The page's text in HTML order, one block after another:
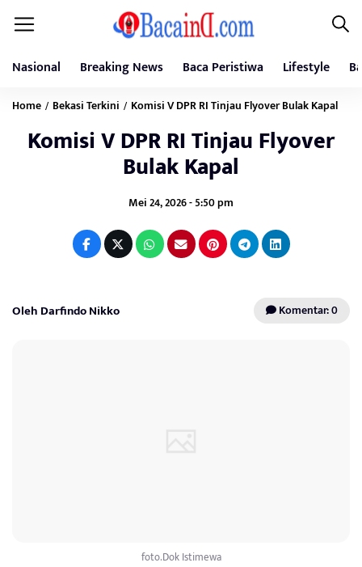
Nasional Breaking News Baca Peristiwa Lifestyle
Home / Bekasi Terkini / Komisi V DPR RI Tinjau Flyover Bulak Kapal
Komisi V DPR RI Tinjau Flyover
Bulak Kapal
Mei 24, 2026 - 5:50 pm
Oleh Darfindo Nikko Komentar: 0
foto.Dok Istimewa